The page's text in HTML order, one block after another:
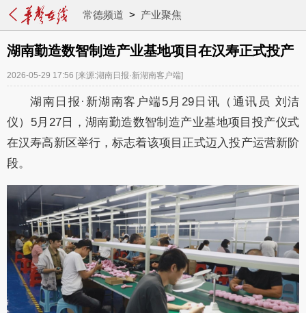
常德频道 > 产业聚焦
湖南勤造数智制造产业基地项目在汉寿正式投产
2026-05-29 17:56 [来源:湖南日报·新湖南客户端]
湖南日报·新湖南客户端5月29日讯（通讯员 刘洁
仪）5月27日，湖南勤造数智制造产业基地项目投产仪式
在汉寿高新区举行，标志着该项目正式迈入投产运营新阶
段。